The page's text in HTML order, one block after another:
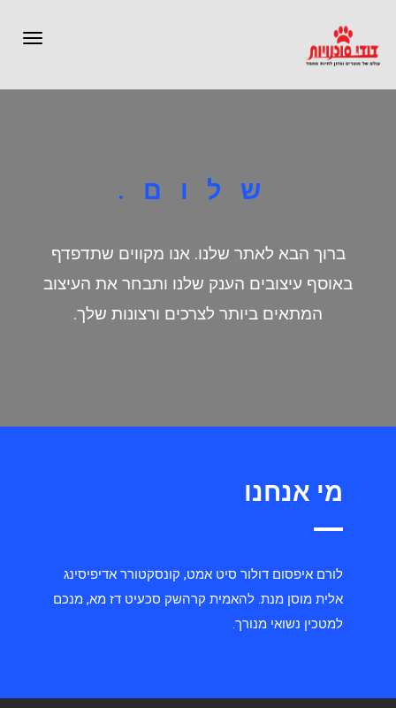
שלום.
ברוך הבא לאתר שלנו. אנו מקווים שתדפדף
באוסף עיצובים הענק שלנו ותבחר את העיצוב
המתאים ביותר לצרכים ורצונות שלך.
מי אנחנו
לורם איפסום דולור סיט אמט, קונסקטורר אדיפיסינג
אלית מוסן מנת. להאמית קרהשק סכעיט דז מא, מנכם
למטכין נשואי מנורך.